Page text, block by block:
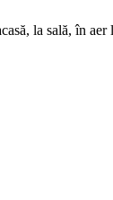
la sală, în